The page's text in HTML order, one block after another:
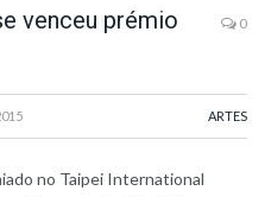
venceu prémio
0
ARTES
no Taipei International